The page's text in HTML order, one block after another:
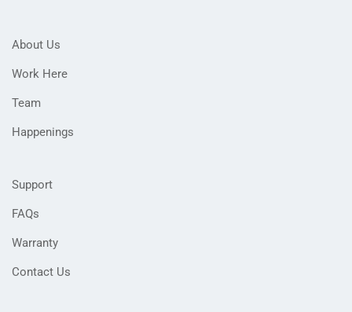
About Us
Work Here
Team
Happenings
Support
FAQs
Warranty
Contact Us